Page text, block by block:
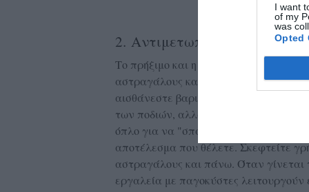
I want
of my
was
Opted
2. Αντιμετωπίστε το πρήξιμο
Το πρήξιμο και η κατακράτηση υγρών
αστραγάλους και στα πέλματα χάρη
αισθάνεστε βαριά. Οι ειδικοί
των ποδιών, αλλά η τεχνική είναι το
όπλο για να "σπάσετε" το λίπος. Αυτό
αποτέλεσμα που θέλετε. Σκεφτείτε
αστραγάλους και πάνω. Όταν γίνεται
εργαλεία με παγοκύστες λειτουργούν